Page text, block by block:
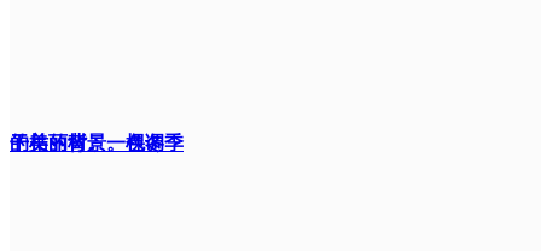
的美丽背景。色调
干枯的树。一棵冬季